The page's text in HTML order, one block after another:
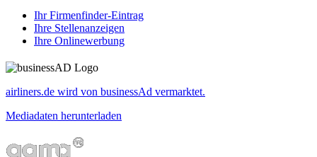
Ihr Firmenfinder-Eintrag
Ihre Stellenanzeigen
Ihre Onlinewerbung
airliners.de wird von businessAd vermarktet.
Mediadaten herunterladen